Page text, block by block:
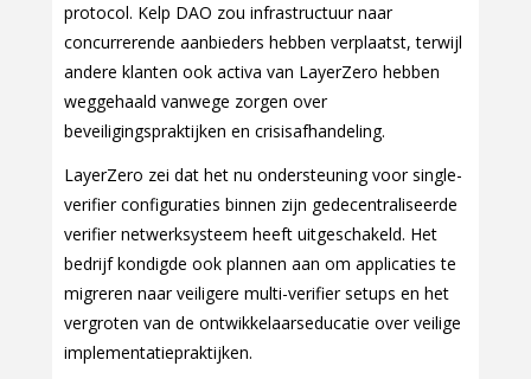
protocol. Kelp DAO zou infrastructuur naar
concurrerende aanbieders hebben verplaatst, terwijl
andere klanten ook activa van LayerZero hebben
weggehaald vanwege zorgen over
beveiligingspraktijken en crisisafhandeling.
LayerZero zei dat het nu ondersteuning voor single-
verifier configuraties binnen zijn gedecentraliseerde
verifier netwerksysteem heeft uitgeschakeld. Het
bedrijf kondigde ook plannen aan om applicaties te
migreren naar veiligere multi-verifier setups en het
vergroten van de ontwikkelaarseducatie over veilige
implementatiepraktijken.